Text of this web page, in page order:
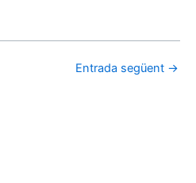
Entrada següent →